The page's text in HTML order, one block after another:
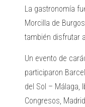
La gastronomía
Morcilla de
también disfrutar
Un evento de
participaron
del Sol – Málaga,
Congresos,